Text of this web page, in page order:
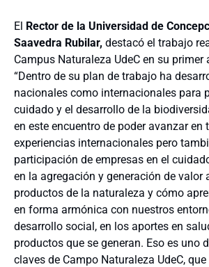
El Rector de la Universidad de
Saavedra Rubilar, destacó el trabajo
Campus Naturaleza UdeC en su primer
“Dentro de su plan de trabajo ha
nacionales como internacionales para
cuidado y el desarrollo de la
en este encuentro de poder avanzar en
experiencias internacionales pero
participación de empresas en el
en la agregación y generación de valor
productos de la naturaleza y cómo
en forma armónica con nuestros
desarrollo social, en los aportes en
productos que se generan. Eso es uno
claves de Campo Naturaleza UdeC,